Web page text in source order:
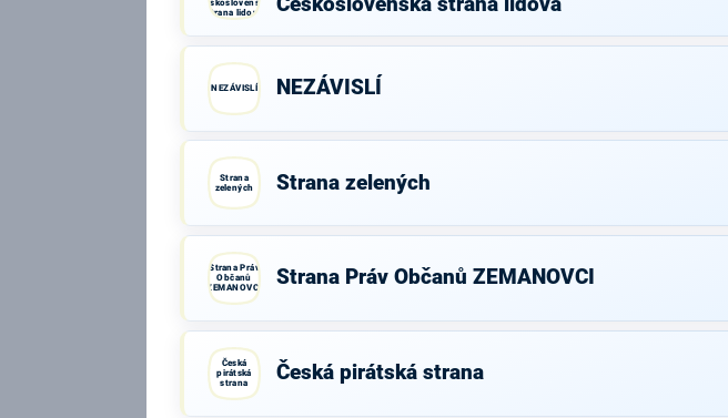
Československá
strana lidová
NEZÁVISLÍ NEZÁVISLÍ
Strana
zelených
Strana zelených
Strana Práv
Občanů
ZEMANOVCI
Strana Práv Občanů ZEMANOVCI
Česká
pirátská
strana
Česká pirátská strana